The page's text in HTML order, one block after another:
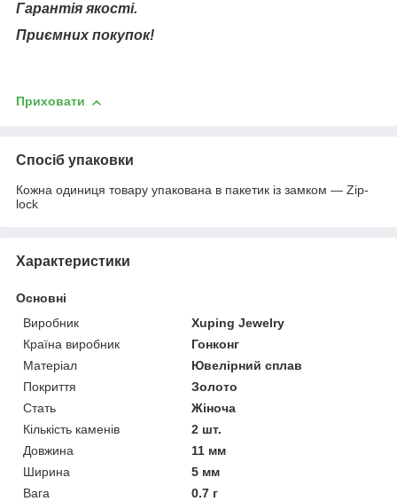
Гарантія якості.
Приємних покупок!
Приховати
Спосіб упаковки
Кожна одиниця товару упакована в пакетик із замком — Zip-
lock
Характеристики
Основні
Виробник
Xuping Jewelry
Країна виробник
Гонконг
Матеріал
Ювелірний сплав
Покриття
Золото
Стать
Жіноча
Кількість каменів
2 шт.
Довжина
11 мм
Ширина
5 мм
Вага
0.7 г